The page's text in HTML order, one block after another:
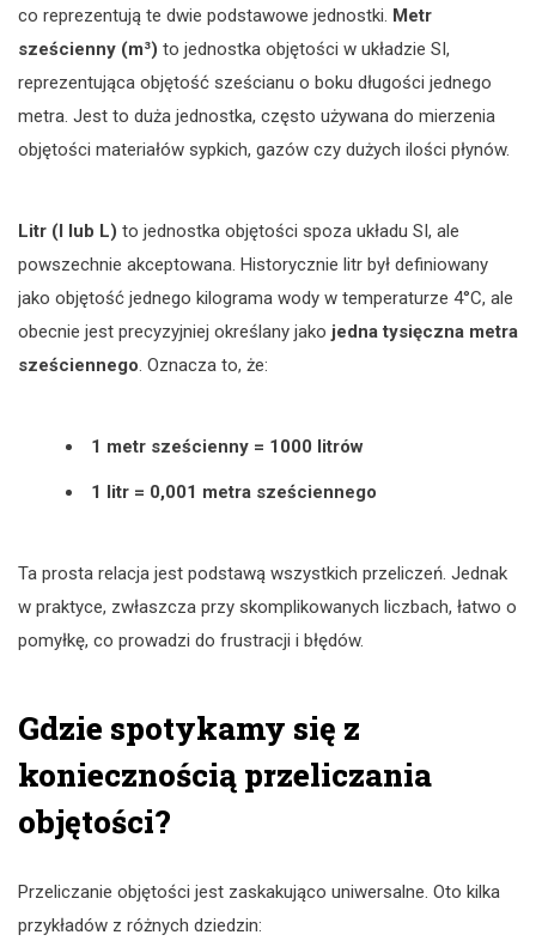
co reprezentują te dwie podstawowe jednostki. Metr
sześcienny (m³) to jednostka objętości w układzie SI,
reprezentująca objętość sześcianu o boku długości jednego
metra. Jest to duża jednostka, często używana do mierzenia
objętości materiałów sypkich, gazów czy dużych ilości płynów.
Litr (l lub L) to jednostka objętości spoza układu SI, ale
powszechnie akceptowana. Historycznie litr był definiowany
jako objętość jednego kilograma wody w temperaturze 4°C, ale
obecnie jest precyzyjniej określany jako jedna tysięczna metra
sześciennego . Oznacza to, że:
1 metr sześcienny = 1000 litrów
1 litr = 0,001 metra sześciennego
Ta prosta relacja jest podstawą wszystkich przeliczeń. Jednak
w praktyce, zwłaszcza przy skomplikowanych liczbach, łatwo o
pomyłkę, co prowadzi do frustracji i błędów.
Gdzie spotykamy się z
koniecznością przeliczania
objętości?
Przeliczanie objętości jest zaskakująco uniwersalne. Oto kilka
przykładów z różnych dziedzin: